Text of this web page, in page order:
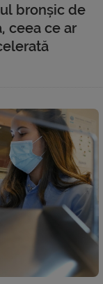
bronșic de
ceea ce ar